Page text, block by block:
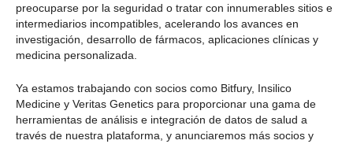
preocuparse por la seguridad o tratar con innumerables sitios e
intermediarios incompatibles, acelerando los avances en
investigación, desarrollo de fármacos, aplicaciones clínicas y
medicina personalizada.
Ya estamos trabajando con socios como Bitfury, Insilico
Medicine y Veritas Genetics para proporcionar una gama de
herramientas de análisis e integración de datos de salud a
través de nuestra plataforma, y anunciaremos más socios y